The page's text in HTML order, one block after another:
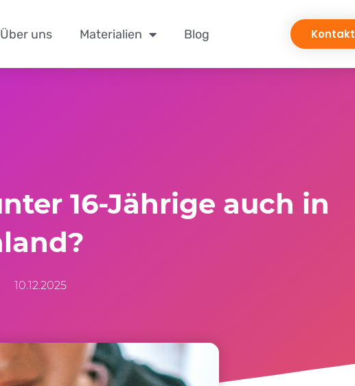
Über uns Materialien Blog Kontakt
16-Jährige auch in
10.12.2025